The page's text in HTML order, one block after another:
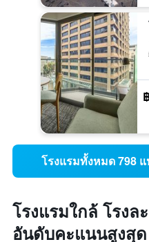
โรงแรมทั้งหมด 798
โรงแรมใกล้ โรง
อันดับคะแนนสูงสุด